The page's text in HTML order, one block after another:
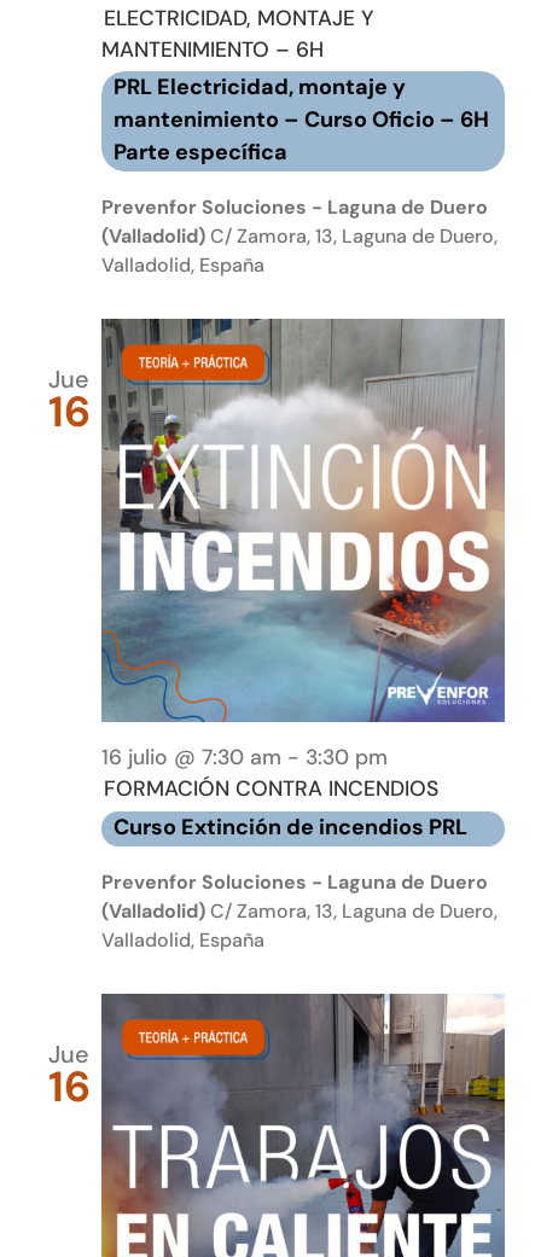
ELECTRICIDAD, MONTAJE Y
MANTENIMIENTO – 6H
PRL Electricidad, montaje y
mantenimiento – Curso Oficio – 6H
Parte específica
Prevenfor Soluciones - Laguna de Duero
(Valladolid)C/ Zamora, 13, Laguna de Duero,
Valladolid, España
Jue
16
16 julio @ 7:30 am - 3:30 pm
FORMACIÓN CONTRA INCENDIOS
Curso Extinción de incendios PRL
Prevenfor Soluciones - Laguna de Duero
(Valladolid)C/ Zamora, 13, Laguna de Duero,
Valladolid, España
Jue
16